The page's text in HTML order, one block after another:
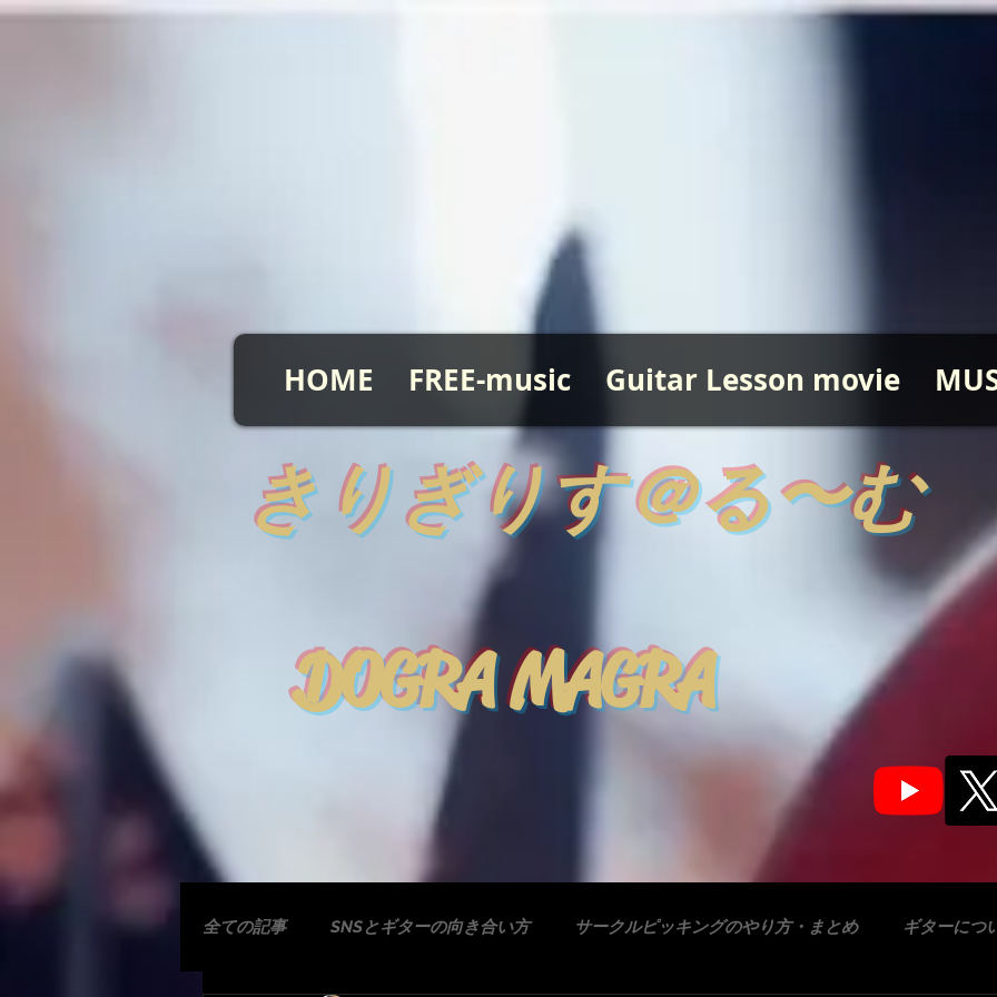
HOME FREE-music Guitar Lesson movie
全ての記事 SNSとギターの向き合い方 サークルピッキングのやり方・まとめ ギターにつ
きりぎりす＠る〜む
DOGRA MAGRA